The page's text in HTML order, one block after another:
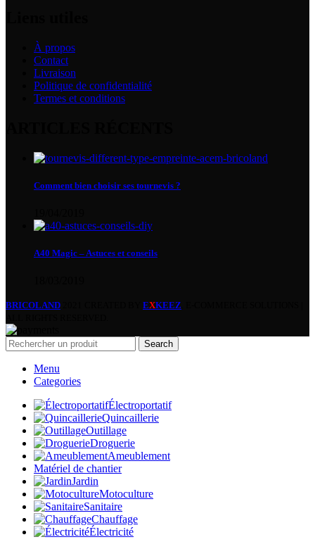
À propos
Contact
Livraison
Politique de confidentialité
Termes et conditions
Comment bien choisir ses tournevis ?
A40 Magic – Astuces et conseils
BRICOLAND EXKEEZ
Search
Menu
Categories
Électroportatif
Quincaillerie
Outillage
Droguerie
Ameublement
Matériel de chantier
Jardin
Motoculture
Sanitaire
Chauffage
Électricité